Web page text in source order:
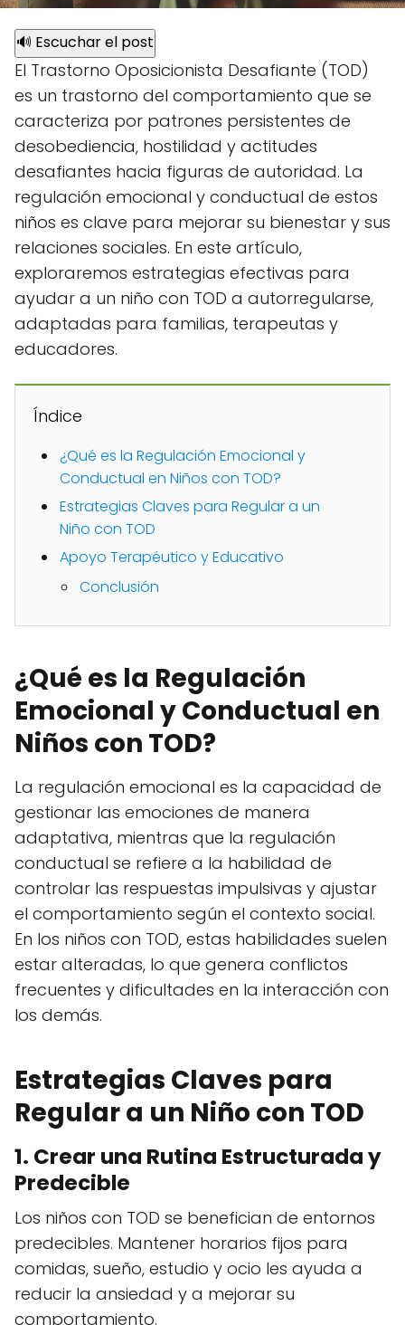
🔊 Escuchar el post
El Trastorno Oposicionista Desafiante (TOD)
es un trastorno del comportamiento que se
caracteriza por patrones persistentes de
desobediencia, hostilidad y actitudes
desafiantes hacia figuras de autoridad. La
regulación emocional y conductual de estos
niños es clave para mejorar su bienestar y sus
relaciones sociales. En este artículo,
exploraremos estrategias efectivas para
ayudar a un niño con TOD a autorregularse,
adaptadas para familias, terapeutas y
educadores.
Índice
¿Qué es la Regulación Emocional y
Conductual en Niños con TOD?
Estrategias Claves para Regular a un
Niño con TOD
Apoyo Terapéutico y Educativo
Conclusión
¿Qué es la Regulación
Emocional y Conductual en
Niños con TOD?
La regulación emocional es la capacidad de
gestionar las emociones de manera
adaptativa, mientras que la regulación
conductual se refiere a la habilidad de
controlar las respuestas impulsivas y ajustar
el comportamiento según el contexto social.
En los niños con TOD, estas habilidades suelen
estar alteradas, lo que genera conflictos
frecuentes y dificultades en la interacción con
los demás.
Estrategias Claves para
Regular a un Niño con TOD
1. Crear una Rutina Estructurada y
Predecible
Los niños con TOD se benefician de entornos
predecibles. Mantener horarios fijos para
comidas, sueño, estudio y ocio les ayuda a
reducir la ansiedad y a mejorar su
comportamiento.